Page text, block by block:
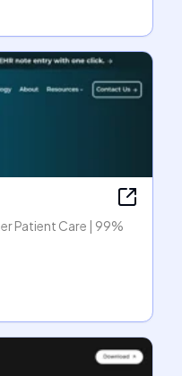
Patient Care | 99%